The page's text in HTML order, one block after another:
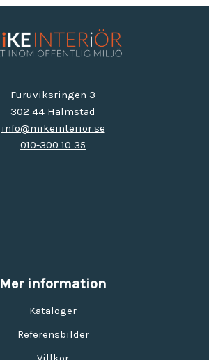
Furuviksringen 3
302 44 Halmstad
info@mikeinterior.se
010-300 10 35
Mer information
Kataloger
Referensbilder